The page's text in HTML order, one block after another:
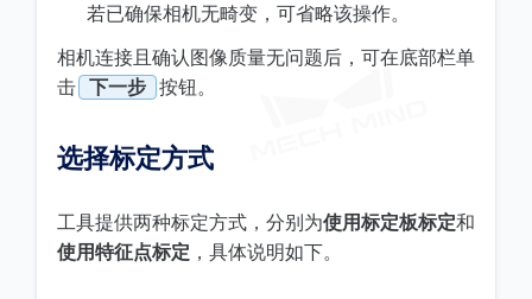
若已确保相机无畸变，可省略该操作。
相机连接且确认图像质量无问题后，可在底部栏单
击 下一步 按钮。
选择标定方式
工具提供两种标定方式，分别为使用标定板标定和
使用特征点标定 ，具体说明如下。